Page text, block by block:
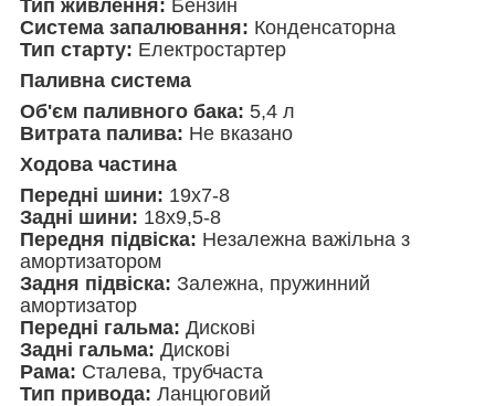
Тип живлення: Бензин
Система запалювання: Конденсаторна
Тип старту: Електростартер
Паливна система
Об'єм паливного бака: 5,4 л
Витрата палива: Не вказано
Ходова частина
Передні шини: 19х7-8
Задні шини: 18х9,5-8
Передня підвіска: Незалежна важільна з
амортизатором
Задня підвіска: Залежна, пружинний
амортизатор
Передні гальма: Дискові
Задні гальма: Дискові
Рама: Сталева, трубчаста
Тип привода: Ланцюговий